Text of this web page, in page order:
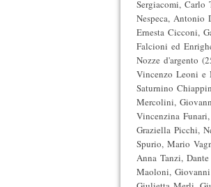
Sergiacomi,
Nespeca, Antonio
Ernesta Cicconi,
Falcioni ed
Nozze d'argento
Vincenzo Leoni e
Saturnino
Mercolini,
Vincenzina
Graziella Picchi,
Spurio, Mario
Anna Tanzi,
Maoloni,